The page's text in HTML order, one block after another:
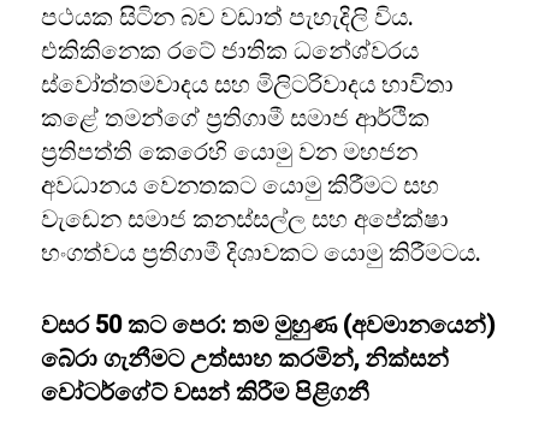
පථයක සිටින බව වඩාත් පැහැදිලි විය.
එකිකිනෙක රටේ ජාතික ධනේශ්වරය
ස්වෝත්තමවාදය සහ මිලිටරිවාදය භාවිතා
කළේ තමන්ගේ ප්‍රතිගාමී සමාජ ආර්ථික
ප්‍රතිපත්ති කෙරෙහි යොමු වන මහජන
අවධානය වෙනතකට යොමු කිරීමට සහ
වැඩෙන සමාජ කනස්සල්ල සහ අපේක්ෂා
භංගත්වය ප්‍රතිගාමී දිශාවකට යොමු කිරීමටය.
වසර 50 කට පෙර: තම මුහුණ (අවමානයෙන්)
බේරා ගැනීමට උත්සාහ කරමින්, නික්සන්
වෝටර්ගේට් වසන් කිරීම පිළිගනී